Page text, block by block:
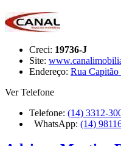
Creci: 19736-J
Site:
Endereço: Rua
Ver Telefone
Telefone: (14) 3312-
WhatsApp: (14)